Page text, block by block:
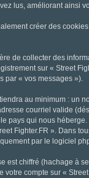
lus, améliorant ainsi
créer des
de collecter des
sur « Street
par « vos messages »).
au minimum : un
courriel valide
pays qui nous
Fighter.FR ». Dans
par le logiciel
est chiffré (hachage à
votre compte sur «